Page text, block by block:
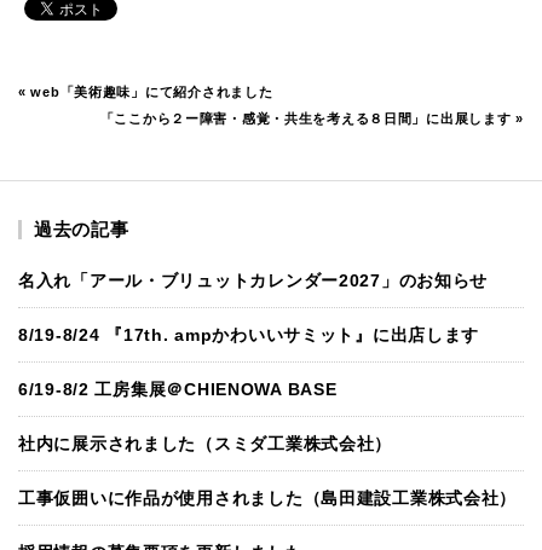
«web「美術趣味」にて紹介されました
「ここから２ー障害・感覚・共生を考える８日間」に出展します »
過去の記事
名入れ「アール・ブリュットカレンダー2027」のお知らせ
8/19-8/24 『17th. ampかわいいサミット』に出店します
6/19-8/2 工房集展＠CHIENOWA BASE
社内に展示されました（スミダ工業株式会社）
工事仮囲いに作品が使用されました（島田建設工業株式会社）